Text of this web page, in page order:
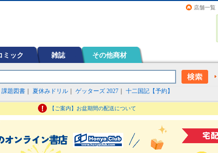
店舗一覧
ミック 雑誌 その他商材
課題図書 夏休みドリル ゲッターズ 2027 十二国記【予約】
【ご案内】お盆期間の配送について